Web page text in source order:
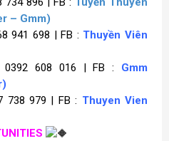
– Gmm)
698 | FB : Thuyền Viên
608 016 | FB : Gmm
738 979 | FB : Thuyen Vien